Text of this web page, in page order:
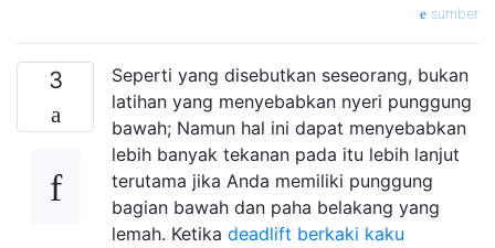
sumber
3
Seperti yang disebutkan seseorang, bukan
latihan yang menyebabkan nyeri punggung
bawah; Namun hal ini dapat menyebabkan
lebih banyak tekanan pada itu lebih lanjut
terutama jika Anda memiliki punggung
bagian bawah dan paha belakang yang
lemah. Ketika deadlift berkaki kaku